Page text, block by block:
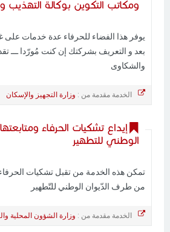
ومكاتب التكوين بوكالة التهذيب
يوفر هذا الفضاء للحرفاء عدة خدمات على
بعد و التعريف بشركتك إن كنت مُورّدا ـــ
والشكاوى
الخدمة مقدمة من : وزارة التجهيز والإسكان
إيداع تشكيات الحرفاء
الوطني للتطهير
تمكن هذه الخدمة من تقبل تشكيات
من طرف الدّيوان الوطني للتّطهير
الخدمة مقدمة من : وزارة الشؤون المحلية